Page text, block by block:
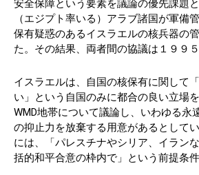
安全保障という要素を議論の優先課題
（エジプト率いる）アラブ諸国が軍備
保有疑惑のあるイスラエルの核兵器の
た。その結果、両者間の協議は１９９５
イスラエルは、自国の核保有に関して
い」という自国のみに都合の良い立場
WMD地帯について議論し、いわゆる永
の抑止力を放棄する用意があるとして
には、「パレスチナやシリア、イラン
括的和平合意の枠内で」という前提条